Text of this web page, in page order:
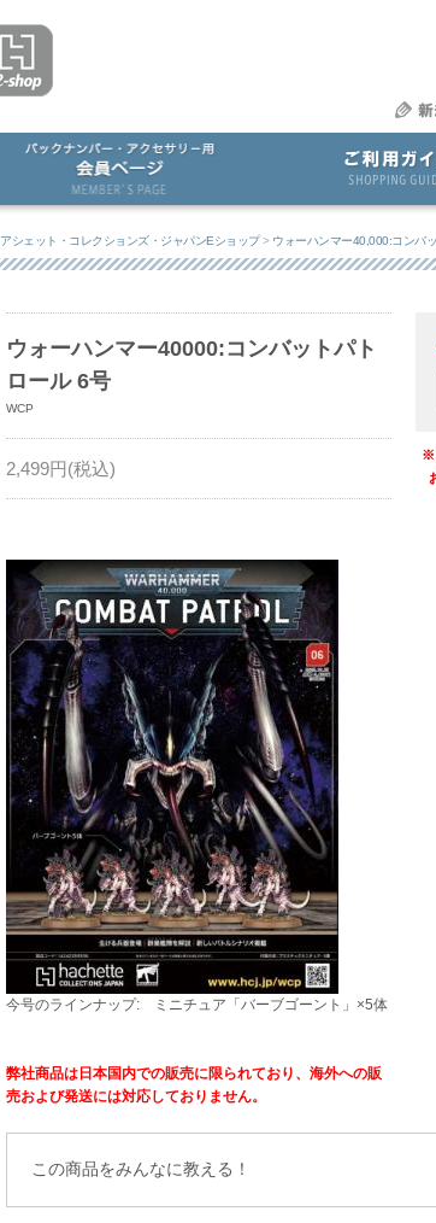
アシェット・コレクションズ・ジャパンEショップ> ウォーハンマー40,000:コンバ
ウォーハンマー40000:コンバットパト
ロール 6号
WCP
2,499円(税込)
今号のラインナップ: ミニチュア「バーブゴーント」×5体
弊社商品は日本国内での販売に限られており、海外への販
売および発送には対応しておりません。
※
この商品をみんなに教える！